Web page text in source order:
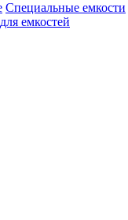
Специальные емкости
емкостей